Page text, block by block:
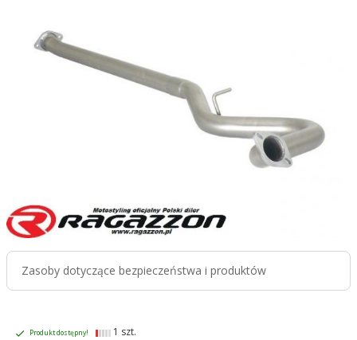
Zasoby dotyczące bezpieczeństwa i produktów
Produkt dostępny! 1 szt.